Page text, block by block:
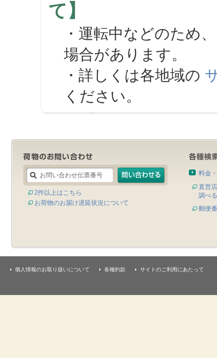
て】
・運転中などのため
場合があります。
・詳しくは各地域の
ください。
2件以上はこちら
お荷物のお届け遅延状況について
料金
直営
調べる
郵便
個人情報のお取り扱いについて 各種約款 サイトのご利用にあたって